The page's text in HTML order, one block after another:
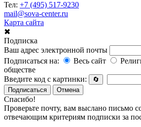
Тел: +7 (495) 517-9230
mail@sova-center.ru
Карта сайта
✖
Подписка
Ваш адрес электронной почты
Подписаться на:
Весь сайт
обществе
Введите код с картинки:
🔄
Подписаться
Отмена
Спасибо!
Проверьте почту, вам выслано письмо
отвечающим критериям подписки за